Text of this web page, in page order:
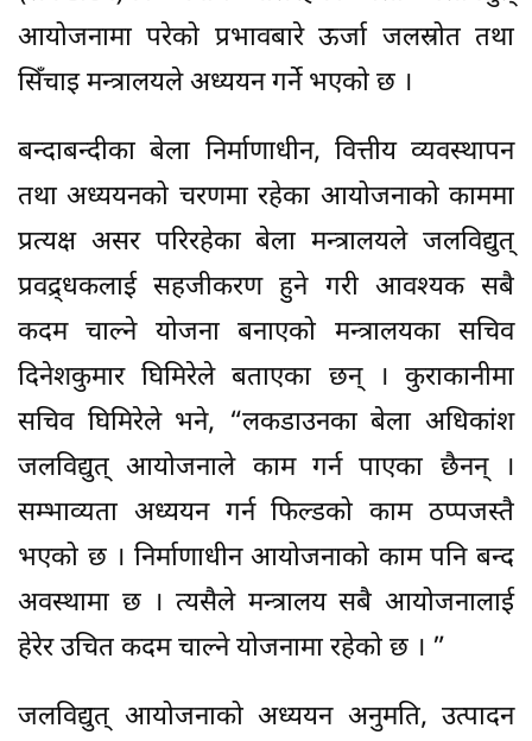
आयोजनामा परेको प्रभावबारे ऊर्जा जलस्रोत तथा
सिँचाइ मन्त्रालयले अध्ययन गर्ने भएको छ ।
बन्दाबन्दीका बेला निर्माणाधीन, वित्तीय व्यवस्थापन
तथा अध्ययनको चरणमा रहेका आयोजनाको काममा
प्रत्यक्ष असर परिरहेका बेला मन्त्रालयले जलविद्युत्
प्रवद्र्धकलाई सहजीकरण हुने गरी आवश्यक सबै
कदम चाल्ने योजना बनाएको मन्त्रालयका सचिव
दिनेशकुमार घिमिरेले बताएका छन् । कुराकानीमा
सचिव घिमिरेले भने, “लकडाउनका बेला अधिकांश
जलविद्युत् आयोजनाले काम गर्न पाएका छैनन् ।
सम्भाव्यता अध्ययन गर्न फिल्डको काम ठप्पजस्तै
भएको छ । निर्माणाधीन आयोजनाको काम पनि बन्द
अवस्थामा छ । त्यसैले मन्त्रालय सबै आयोजनालाई
हेरेर उचित कदम चाल्ने योजनामा रहेको छ । ”
जलविद्युत् आयोजनाको अध्ययन अनुमति, उत्पादन